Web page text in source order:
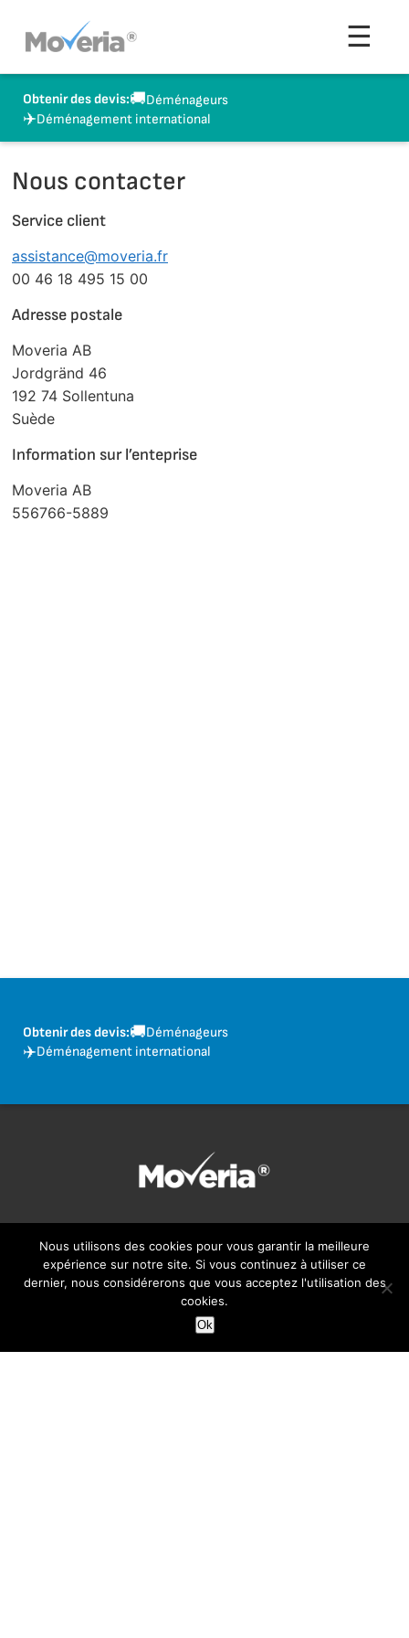
contenu
☰
Obtenir des devis:🚚Déménageurs
✈️Déménagement international
Nous contacter
Service client
assistance@moveria.fr
00 46 18 495 15 00
Adresse postale
Moveria AB
Jordgränd 46
192 74 Sollentuna
Suède
Information sur l’enteprise
Moveria AB
556766-5889
Obtenir des devis:🚚Déménageurs
✈️Déménagement international
Conseils déménagement
Argent & Budget
Éléctricité & Gaz
Changement d'adresse
Nous utilisons des cookies pour vous garantir la meilleure
expérience sur notre site. Si vous continuez à utiliser ce
dernier, nous considérerons que vous acceptez l'utilisation des
cookies.
Ok